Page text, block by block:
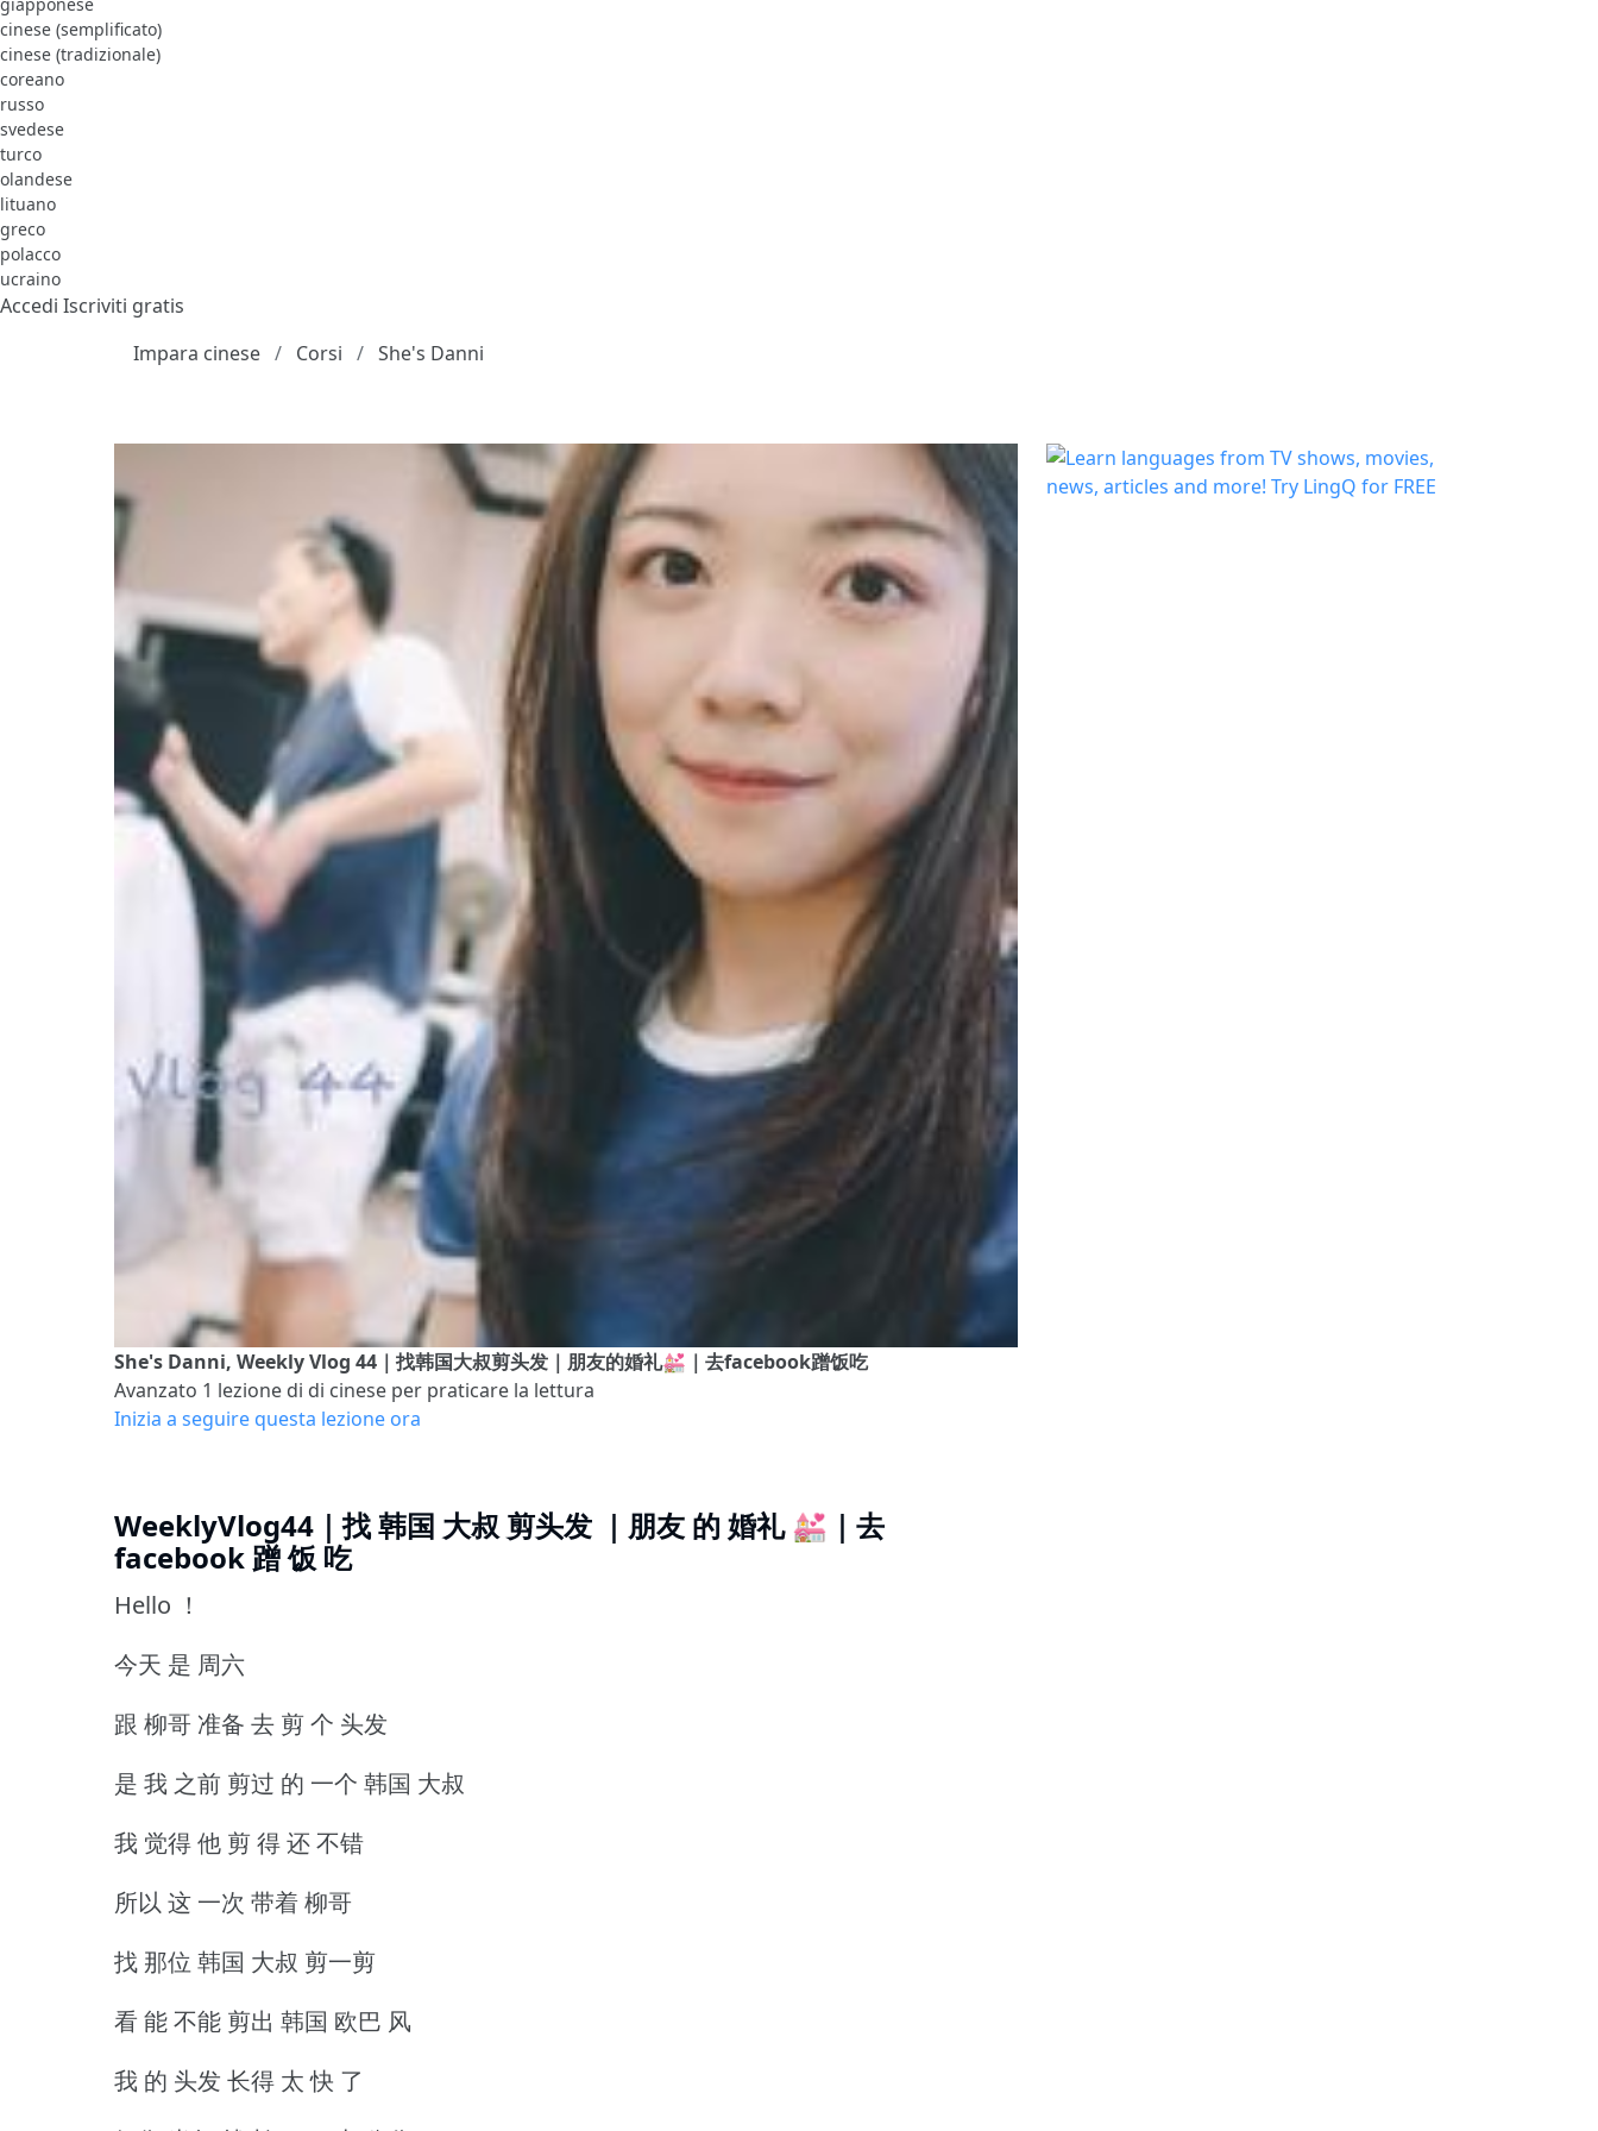
cinese (semplificato)
cinese (tradizionale)
coreano
russo
svedese
turco
olandese
lituano
greco
polacco
ucraino
Accedi Iscriviti gratis
Impara cinese
Corsi She's Danni
She's Danni, Weekly Vlog 44｜找韩国大叔剪头发｜朋友的婚礼💒｜去facebook蹭饭吃
Avanzato 1 lezione di di cinese per praticare la lettura
Inizia a seguire questa lezione ora
WeeklyVlog44｜找 韩国 大叔 剪头发 ｜朋友 的 婚礼 💒｜去
facebook 蹭 饭 吃
Hello ！
今天 是 周六
跟 柳哥 准备 去 剪 个 头发
是 我 之前 剪过 的 一个 韩国 大叔
我 觉得 他 剪 得 还 不错
所以 这 一次 带着 柳哥
找 那位 韩国 大叔 剪一剪
看 能 不能 剪出 韩国 欧巴 风
我 的 头发 长得 太 快 了